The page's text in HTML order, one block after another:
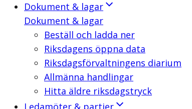
Dokument & lagar
Dokument & lagar
Beställ och ladda ner
Riksdagens öppna data
Riksdagsförvaltningens diarium
Allmänna handlingar
Hitta äldre riksdagstryck
Ledamöter & partier